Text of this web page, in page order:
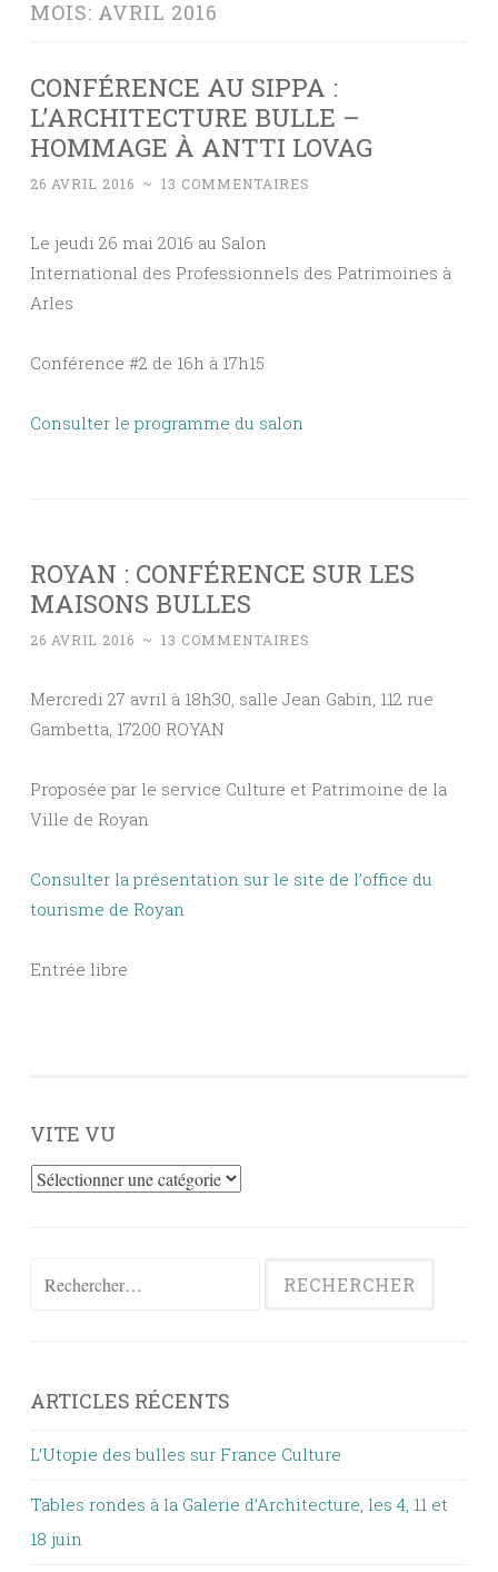
MOIS: AVRIL 2016
CONFÉRENCE AU SIPPA :
L’ARCHITECTURE BULLE –
HOMMAGE À ANTTI LOVAG
26 AVRIL 2016 ~ 13 COMMENTAIRES
Le jeudi 26 mai 2016 au Salon
International des Professionnels des Patrimoines à
Arles
Conférence #2 de 16h à 17h15
Consulter le programme du salon
ROYAN : CONFÉRENCE SUR LES
MAISONS BULLES
26 AVRIL 2016 ~ 13 COMMENTAIRES
Mercredi 27 avril à 18h30, salle Jean Gabin, 112 rue
Gambetta, 17200 ROYAN
Proposée par le service Culture et Patrimoine de la
Ville de Royan
Consulter la présentation sur le site de l’office du
tourisme de Royan
Entrée libre
VITE VU
Vite
Rechercher :
ARTICLES RÉCENTS
L’Utopie des bulles sur France Culture
Tables rondes à la Galerie d’Architecture, les 4, 11 et
18 juin